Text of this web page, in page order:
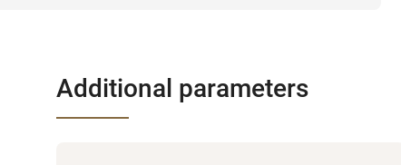
Additional parameters